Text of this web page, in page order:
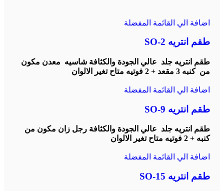
اضافة الي القائمة المفضلة
طقم انتريه SO-2
طقم انتريه جلد عالي الجودة والكثافة شاسيه معدن مكون
من كنبه 3 مقعد + 2 فوتيه
متاح تغير الالوان
اضافة الي القائمة المفضلة
طقم انتريه SO-9
طقم انتريه جلد عالي الجودة والكثافة رجل زان مكون من
كنبه + 2 فوتيه
متاح تغير الالوان
اضافة الي القائمة المفضلة
طقم انتريه SO-15